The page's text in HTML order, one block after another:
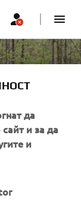
да
и за да
и